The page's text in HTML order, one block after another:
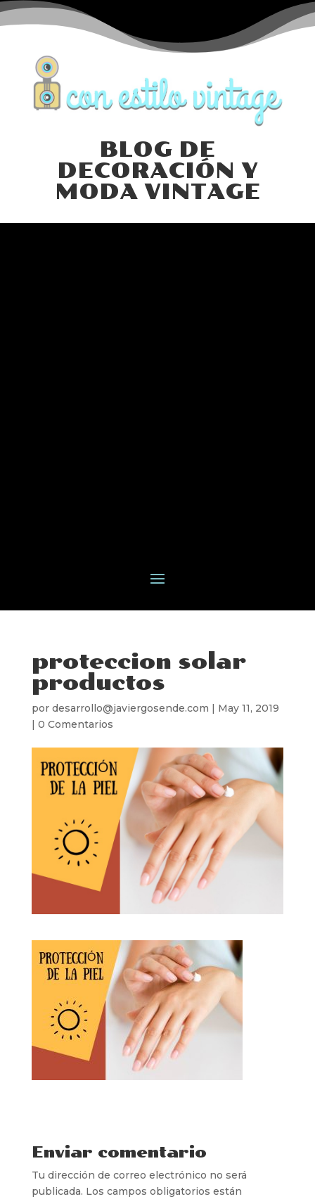
BLOG DE
DECORACIÓN Y
MODA VINTAGE
proteccion solar
productos
por desarrollo@javiergosende.com | May 11, 2019
| 0 Comentarios
Enviar comentario
Tu dirección de correo electrónico no será
publicada. Los campos obligatorios están